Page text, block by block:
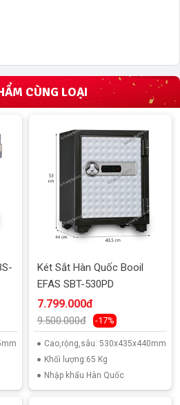
CÙNG LOẠI
Két Sắt Hàn Quốc Booil
EFAS SBT-530PD
7.799.000đ
9.500.000đ -17%
Cao,rộng,sâu: 530x435x440mm
Khối lượng:65 Kg
Nhập khẩu Hàn Quốc